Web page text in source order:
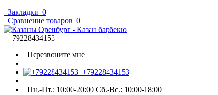
Закладки 0
Сравнение товаров 0
+79228434153
Перезвоните мне
+79228434153
Пн.-Пт.: 10:00-20:00 Сб.-Вс.: 10:00-18:00